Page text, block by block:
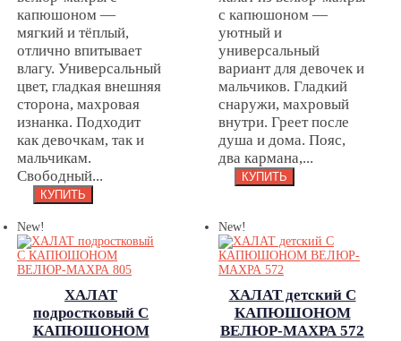
капюшоном —
мягкий и тёплый,
отлично впитывает
влагу. Универсальный
цвет, гладкая внешняя
сторона, махровая
изнанка. Подходит
как девочкам, так и
мальчикам.
Свободный...
с капюшоном —
уютный и
универсальный
вариант для девочек и
мальчиков. Гладкий
снаружи, махровый
внутри. Греет после
душа и дома. Пояс,
два кармана,...
New!
ХАЛАТ
подростковый С
КАПЮШОНОМ
New!
ХАЛАТ детский С
КАПЮШОНОМ
ВЕЛЮР-МАХРА 572